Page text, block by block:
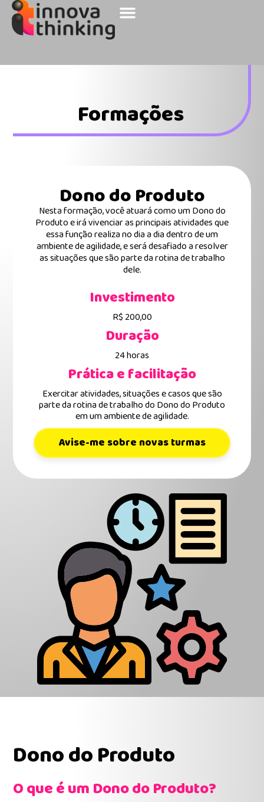
Formações
Dono do Produto
Nesta formação, você atuará como um Dono do
Produto e irá vivenciar as principais atividades que
essa função realiza no dia a dia dentro de um
ambiente de agilidade, e será desafiado a resolver
as situações que são parte da rotina de trabalho
dele.
Investimento
R$ 200,00
Duração
24 horas
Prática e facilitação
Exercitar atividades, situações e casos que são
parte da rotina de trabalho do Dono do Produto
em um ambiente de agilidade.
Avise-me sobre novas turmas
Dono do Produto
O que é um Dono do Produto?